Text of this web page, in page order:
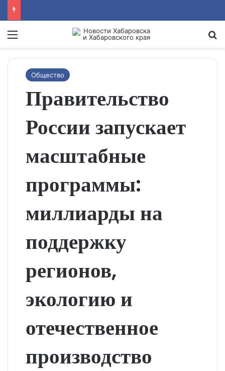
Menu
Общество
Правительство
России запускает
масштабные
программы:
миллиарды на
поддержку
регионов,
экологию и
отечественное
производство